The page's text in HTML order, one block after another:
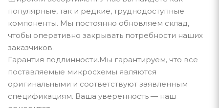
популярные, так и редкие, труднодоступные
компоненты. Мы постоянно обновляем склад,
чтобы оперативно закрывать потребности наших
заказчиков.
Гарантия подлинности.Мы гарантируем, что все
поставляемые микросхемы являются
оригинальными и соответствуют заявленным
спецификациям. Ваша уверенность — наш